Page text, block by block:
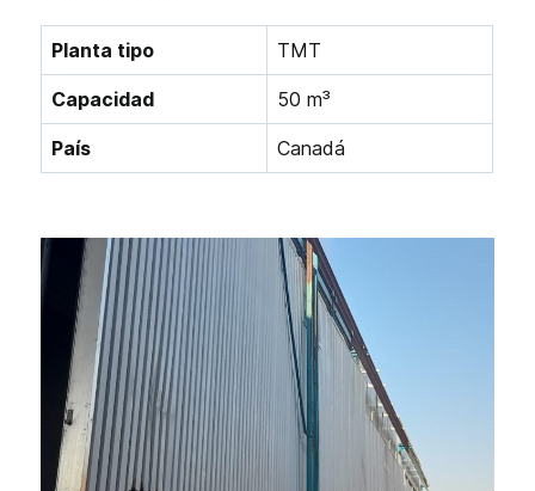
Planta tipo TMT
Capacidad 50 m³
País Canadá